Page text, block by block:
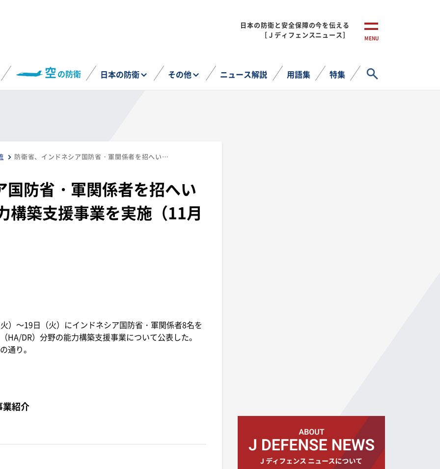
日本の防衛と安全保障の今を伝える
［Ｊディフェンスニュース］
MENU
空の防衛 日本の防衛 その他 ニュース解説 用語集 特集
防衛省、インドネシア国防省・軍関係者を招へいし、HA/DR分野の能力構築支援事業を実施（11月12日～19日）
防省・軍関係者を招へい
構築支援事業を実施（11月
～19日（火）にインドネシア国防省・軍関係者8名を
DR）分野の能力構築支援事業について公表した。
通り。
業紹介